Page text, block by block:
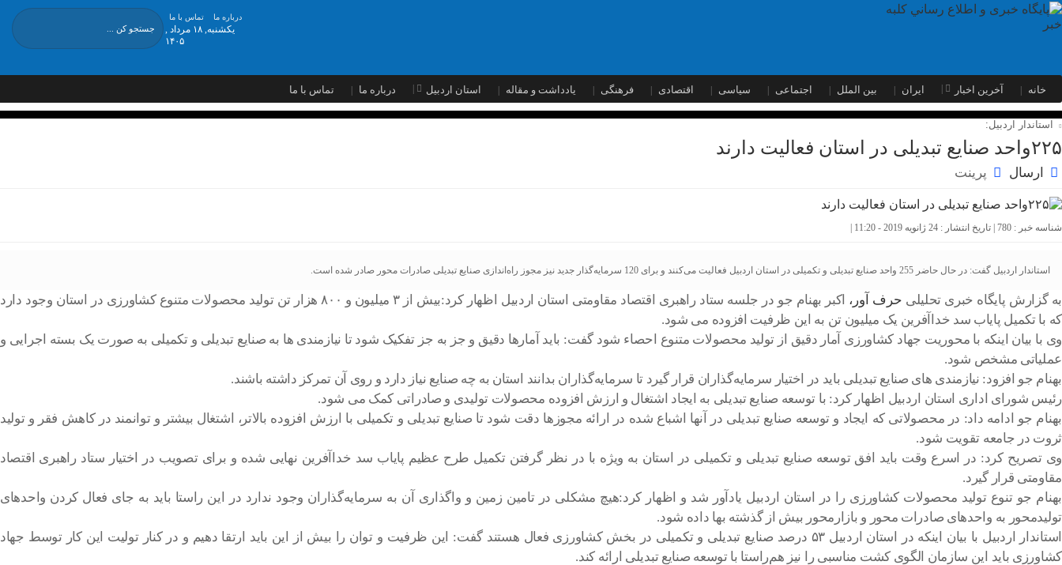
تماس با ما درباره ما
یکشنبه, ۱۸ مرداد ,
۱۴۰۵
خانه آخرین اخبار ایران بین الملل اجتماعی سیاسی اقتصادی فرهنگی یادداشت و مقاله استان اردبیل درباره ما تماس با ما
استاندار اردبیل:
۲۲۵واحد صنایع تبدیلی در استان فعالیت دارند
ارسال پرینت
شناسه خبر : 780 | تاریخ انتشار : 24 ژانویه 2019 - 11:20 |
استاندار اردبیل گفت: در حال حاضر 255 واحد صنایع تبدیلی و تکمیلی در استان اردبیل فعالیت می‌کنند و برای 120 سرمایه‌گذار جدید نیز مجوز راه‌اندازی صنایع تبدیلی صادرات محور صادر شده است.
به گزارش پایگاه خبری تحلیلی حرف آور،
اکبر بهنام جو در جلسه ستاد راهبری اقتصاد مقاومتی استان اردبیل اظهار کرد:بیش از ۳ میلیون و ۸۰۰ هزار تن تولید محصولات متنوع کشاورزی در استان وجود دارد
که با تکمیل پایاب سد خداآفرین یک میلیون تن به این ظرفیت افزوده می شود.
وی با بیان اینکه‌ با محوریت جهاد کشاورزی آمار دقیق از تولید محصولات متنوع احصاء شود گفت: باید آمارها دقیق و جز به جز تفکیک شود تا نیازمندی ها به صنایع تبدیلی و تکمیلی به صورت یک بسته اجرایی و
عملیاتی مشخص شود.
بهنام جو افزود: نیازمندی های صنایع تبدیلی باید در اختیار سرمایه‌گذاران قرار گیرد تا سرمایه‌گذاران بدانند استان به چه صنایع نیاز دارد و روی آن تمرکز داشته باشند.
رئیس شورای اداری استان اردبیل اظهار کرد: با توسعه صنایع تبدیلی به ایجاد اشتغال و ارزش افزوده محصولات تولیدی و صادراتی کمک می شود.
بهنام جو ادامه داد: در محصولاتی که ایجاد و توسعه صنایع تبدیلی در آنها اشباع شده در ارائه مجوزها دقت شود تا صنایع تبدیلی و تکمیلی با ارزش افزوده بالاتر، اشتغال بیشتر و توانمند در کاهش فقر و تولید
ثروت در جامعه تقویت شود.
وی تصریح کرد: در اسرع وقت باید افق توسعه صنایع تبدیلی و تکمیلی در استان به ویژه با در نظر گرفتن تکمیل طرح عظیم پایاب سد خداآفرین نهایی شده و برای تصویب در اختیار ستاد راهبری اقتصاد
مقاومتی قرار گیرد.
بهنام جو تنوع تولید محصولات کشاورزی را در استان اردبیل یادآور شد و اظهار کرد:هیچ مشکلی در تامین زمین و واگذاری آن به سرمایه‌گذاران وجود ندارد در این راستا باید به جای فعال کردن واحدهای
تولیدمحور به واحدهای صادرات محور و بازارمحور بیش از گذشته بها داده شود.
استاندار اردبیل با بیان اینکه در استان اردبیل ۵۳ درصد صنایع تبدیلی و تکمیلی در بخش کشاورزی فعال هستند گفت: این ظرفیت و توان را بیش از این باید ارتقا دهیم و در کنار تولیت این کار توسط جهاد
کشاورزی باید این سازمان الگوی کشت مناسبی را نیز هم‌راستا با توسعه صنایع تبدیلی ارائه کند.